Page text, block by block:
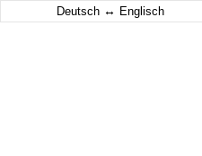
Deutsch ↔ Englisch